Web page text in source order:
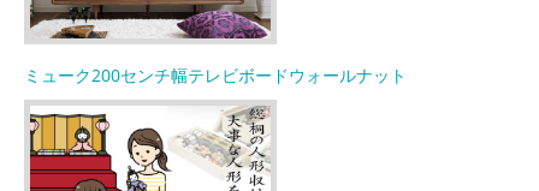
ミューク200センチ幅テレビボードウォールナット